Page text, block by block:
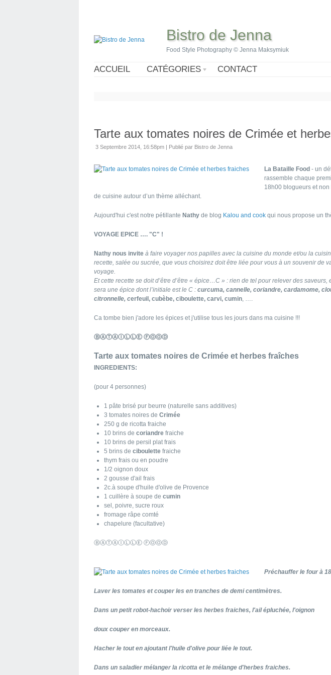
Bistro de Jenna
Food Style Photography © Jenna Maksymiuk
ACCUEIL CATÉGORIES CONTACT
Tarte aux tomates noires de Crimée et
3 Septembre 2014, 16:58pm | Publié par Bistro de Jenna
La Bataille Food - un
rassemble chaque
18h00 blogueurs et
de cuisine autour d’un thème alléchant.
Aujourd'hui c'est notre pétillante Nathy de blog Kalou and cook qui nous propose un
VOYAGE EPICE …. "C" !
Nathy nous invite à faire voyager nos papilles avec la cuisine du monde et/ou la
recette, salée ou sucrée, que vous choisirez doit être liée pour vous à un souvenir de
voyage.
Et cette recette se doit d’être d’être « épice…C » : rien de tel pour relever des saveurs,
sera une épice dont l’initiale est le C : curcuma, cannelle, coriandre, cardamome,
citronnelle, cerfeuil, cubèbe, ciboulette, carvi, cumin, ….
Ca tombe bien j'adore les épices et j'utilise tous les jours dans ma cuisine !!!
ⒷⒶⓉⒶⒾⓁⓁⒺ ⒻⓄⓄⒹ
Tarte aux tomates noires de Crimée et herbes fraîches
INGREDIENTS:
(pour 4 personnes)
1 pâte brisé pur beurre (naturelle sans additives)
3 tomates noires de Crimée
250 g de ricotta fraiche
10 brins de coriandre fraiche
10 brins de persil plat frais
5 brins de ciboulette fraiche
thym frais ou en poudre
1/2 oignon doux
2 gousse d'ail frais
2c.à soupe d'huile d'olive de Provence
1 cuillère à soupe de cumin
sel, poivre, sucre roux
fromage râpe comté
chapelure (facultative)
ⒷⒶⓉⒶⒾⓁⓁⒺ ⒻⓄⓄⒹ
Préchauffer le four à
Laver les tomates et couper les en tranches de demi centimètres.
Dans un petit robot-hachoir verser les herbes fraiches, l'ail épluchée, l'oignon
doux couper en morceaux.
Hacher le tout en ajoutant l'huile d'olive pour liée le tout.
Dans un saladier mélanger la ricotta et le mélange d'herbes fraiches.